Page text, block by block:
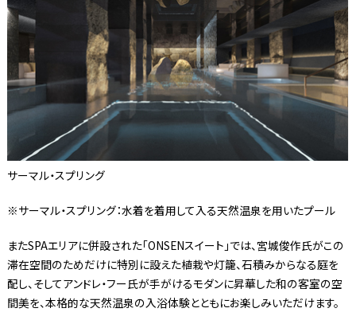
サーマル・スプリング
※サーマル・スプリング：水着を着用して入る天然温泉を用いたプール
またSPAエリアに併設された「ONSENスイート」では、宮城俊作氏がこの
滞在空間のためだけに特別に設えた植栽や灯籠、石積みからなる庭を
配し、そしてアンドレ・フー氏が手がけるモダンに昇華した和の客室の空
間美を、本格的な天然温泉の入浴体験とともにお楽しみいただけます。